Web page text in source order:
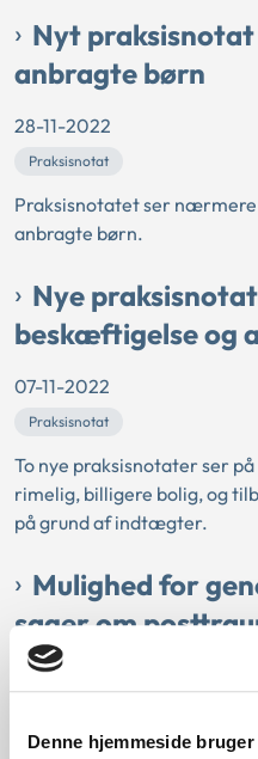
Denne hjemmeside
Nyt
anbragte børn
28-11-2022
Praksisnotat
Praksisnotatet ser
anbragte børn.
Nye
beskæftigelse og
07-11-2022
Praksisnotat
To nye praksisnotater ser
rimelig, billigere bolig, og
på grund af indtægter.
Mulighed for
sager om
Principmeddelelse